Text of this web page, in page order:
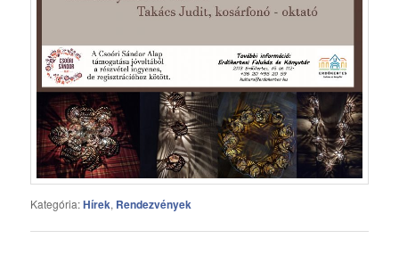
Kategória:Hírek, Rendezvények